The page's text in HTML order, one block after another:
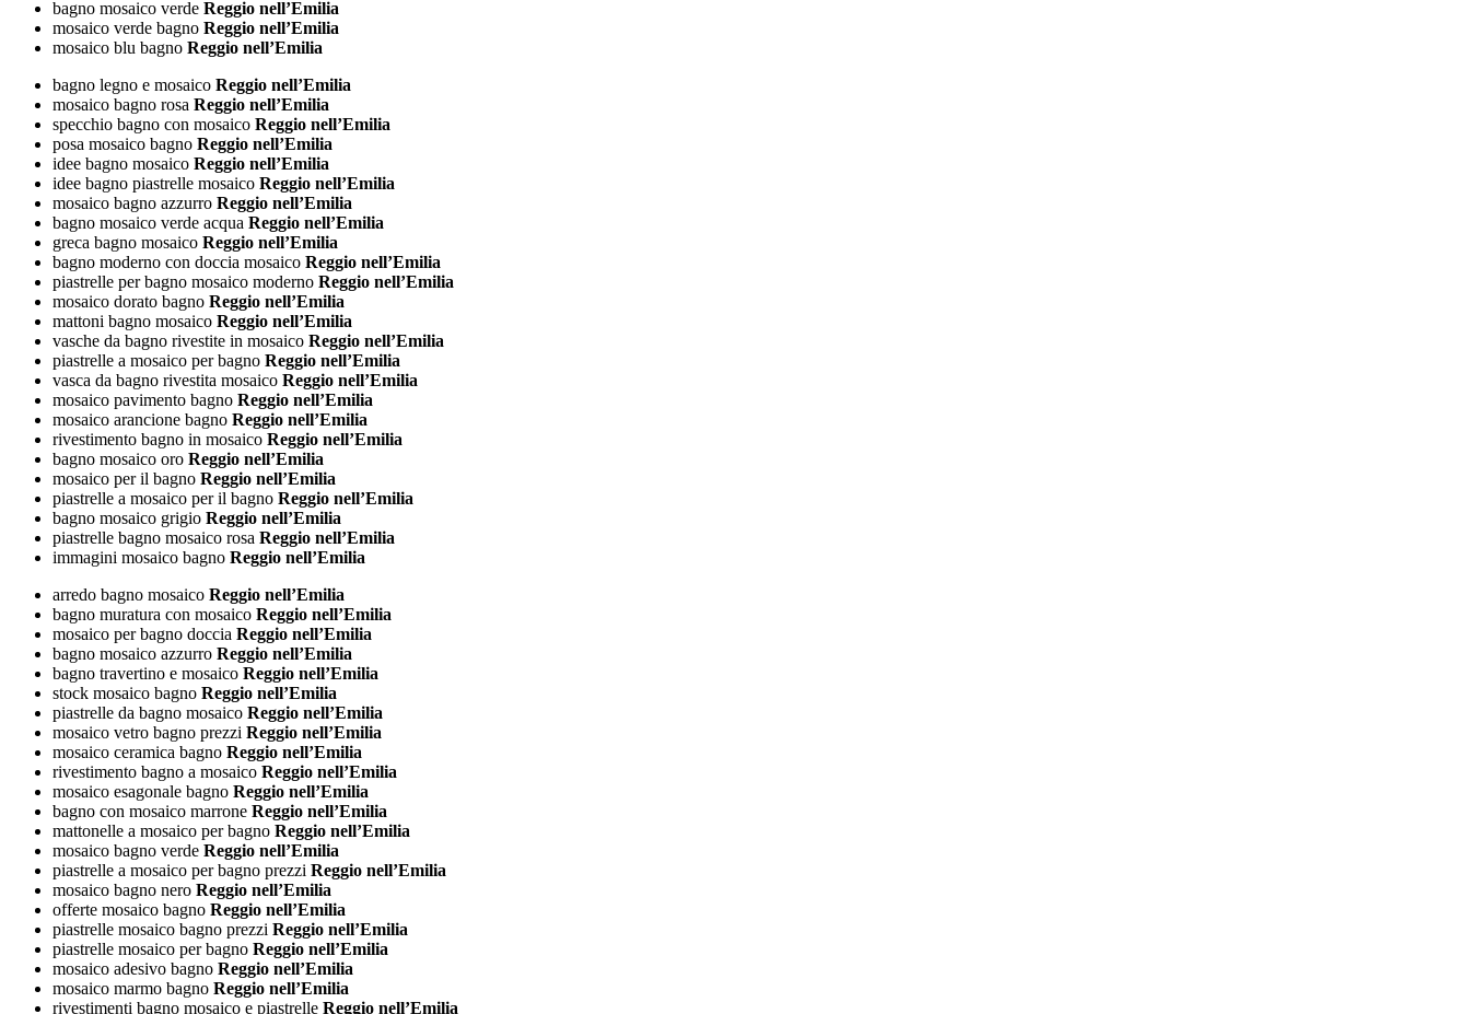
bagno mosaico verde Reggio nell’Emilia
mosaico verde bagno Reggio nell’Emilia
mosaico blu bagno Reggio nell’Emilia
bagno legno e mosaico Reggio nell’Emilia
mosaico bagno rosa Reggio nell’Emilia
specchio bagno con mosaico Reggio nell’Emilia
posa mosaico bagno Reggio nell’Emilia
idee bagno mosaico Reggio nell’Emilia
idee bagno piastrelle mosaico Reggio nell’Emilia
mosaico bagno azzurro Reggio nell’Emilia
bagno mosaico verde acqua Reggio nell’Emilia
greca bagno mosaico Reggio nell’Emilia
bagno moderno con doccia mosaico Reggio nell’Emilia
piastrelle per bagno mosaico moderno Reggio nell’Emilia
mosaico dorato bagno Reggio nell’Emilia
mattoni bagno mosaico Reggio nell’Emilia
vasche da bagno rivestite in mosaico Reggio nell’Emilia
piastrelle a mosaico per bagno Reggio nell’Emilia
vasca da bagno rivestita mosaico Reggio nell’Emilia
mosaico pavimento bagno Reggio nell’Emilia
mosaico arancione bagno Reggio nell’Emilia
rivestimento bagno in mosaico Reggio nell’Emilia
bagno mosaico oro Reggio nell’Emilia
mosaico per il bagno Reggio nell’Emilia
piastrelle a mosaico per il bagno Reggio nell’Emilia
bagno mosaico grigio Reggio nell’Emilia
piastrelle bagno mosaico rosa Reggio nell’Emilia
immagini mosaico bagno Reggio nell’Emilia
arredo bagno mosaico Reggio nell’Emilia
bagno muratura con mosaico Reggio nell’Emilia
mosaico per bagno doccia Reggio nell’Emilia
bagno mosaico azzurro Reggio nell’Emilia
bagno travertino e mosaico Reggio nell’Emilia
stock mosaico bagno Reggio nell’Emilia
piastrelle da bagno mosaico Reggio nell’Emilia
mosaico vetro bagno prezzi Reggio nell’Emilia
mosaico ceramica bagno Reggio nell’Emilia
rivestimento bagno a mosaico Reggio nell’Emilia
mosaico esagonale bagno Reggio nell’Emilia
bagno con mosaico marrone Reggio nell’Emilia
mattonelle a mosaico per bagno Reggio nell’Emilia
mosaico bagno verde Reggio nell’Emilia
piastrelle a mosaico per bagno prezzi Reggio nell’Emilia
mosaico bagno nero Reggio nell’Emilia
offerte mosaico bagno Reggio nell’Emilia
piastrelle mosaico bagno prezzi Reggio nell’Emilia
piastrelle mosaico per bagno Reggio nell’Emilia
mosaico adesivo bagno Reggio nell’Emilia
mosaico marmo bagno Reggio nell’Emilia
rivestimenti bagno mosaico e piastrelle Reggio nell’Emilia